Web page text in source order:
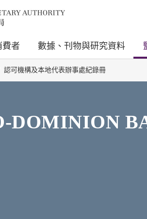
費者 數據、刊物與研究資料
認可機構及本地代表辦事處紀錄冊
DOMINION